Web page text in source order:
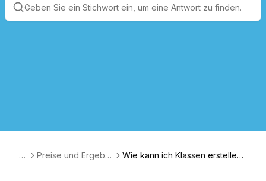
A
Preise und Ergebni
Wie kann ich Klassen erstellen